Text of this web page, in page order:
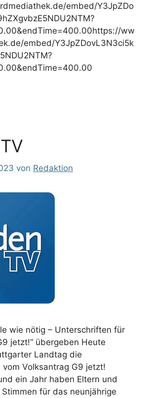
embed/Y3JpZDo
ww
embed/Y3JpZDovL3N3ci5k
von Redaktion
wie nötig – Unterschriften für
jetzt!“ übergeben Heute
Landtag die
Volksantrag G9 jetzt!
ein Jahr haben Eltern und
für das neunjährige